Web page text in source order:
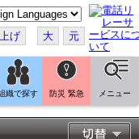
げ 大 元
織で探す 防災 緊急 メニュー